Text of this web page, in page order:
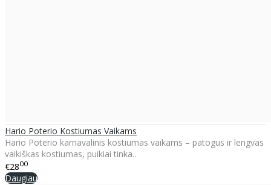
Hario Poterio Kostiumas Vaikams
Hario Poterio karnavalinis kostiumas vaikams – patogus ir lengvas
vaikiškas kostiumas, puikiai tinka..
€2800
Daugiau